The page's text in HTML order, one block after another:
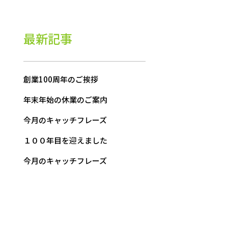
最新記事
創業100周年のご挨拶
年末年始の休業のご案内
今月のキャッチフレーズ
１００年目を迎えました
今月のキャッチフレーズ